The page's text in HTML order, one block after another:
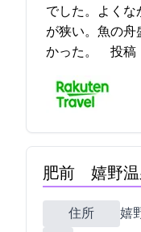
でした。よくな
が狭い。魚の舟盛
かった。 2021-11-22 12:31:35投稿
肥前 嬉野
住所
嬉